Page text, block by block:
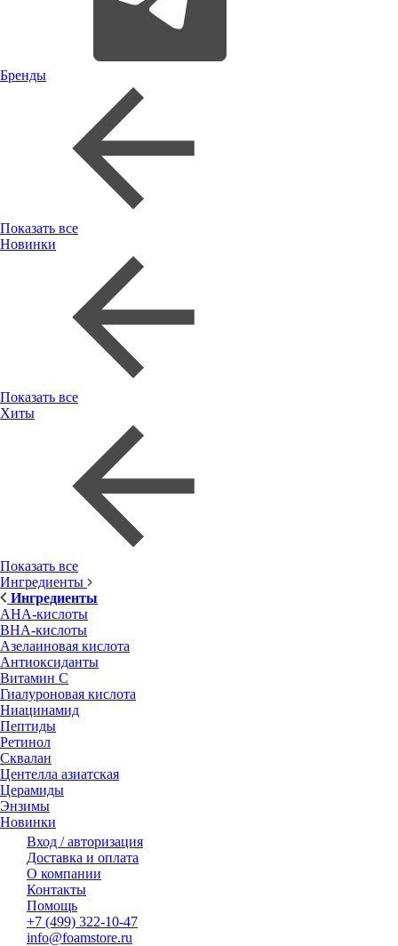
Бренды
Показать все
Новинки
Показать все
Хиты
Показать все
Ингредиенты
Ингредиенты
AHA-кислоты
BHA-кислоты
Азелаиновая кислота
Антиоксиданты
Витамин С
Гиалуроновая кислота
Ниацинамид
Пептиды
Ретинол
Сквалан
Центелла азиатская
Церамиды
Энзимы
Новинки
Вход / авторизация
Доставка и оплата
О компании
Контакты
Помощь
+7 (499) 322-10-47
info@foamstore.ru